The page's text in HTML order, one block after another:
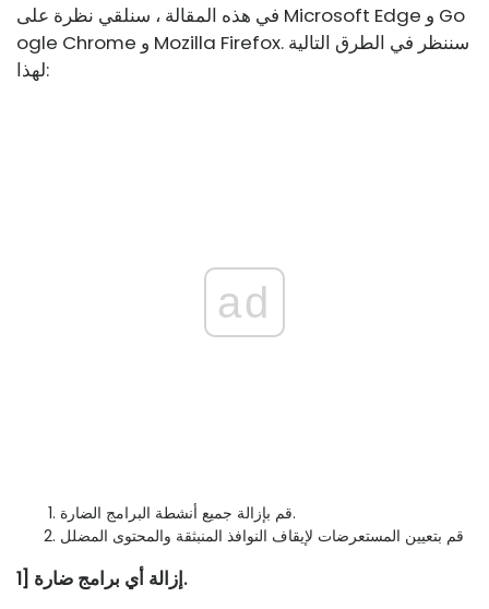
في هذه المقالة ، سنلقي نظرة على Microsoft Edge و Go
ogle Chrome و Mozilla Firefox. سننظر في الطرق التالية
لهذا:
ad
قم بإزالة جميع أنشطة البرامج الضارة.
قم بتعيين المستعرضات لإيقاف النوافذ المنبثقة والمحتوى المضلل
1] إزالة أي برامج ضارة.